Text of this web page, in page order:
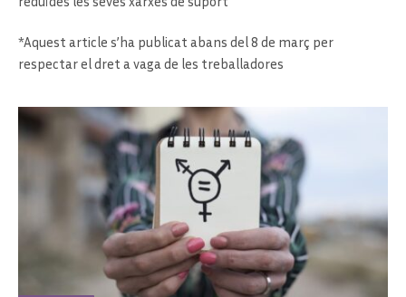
*Aquest article s’ha publicat abans del 8 de març per
respectar el dret a vaga de les treballadores